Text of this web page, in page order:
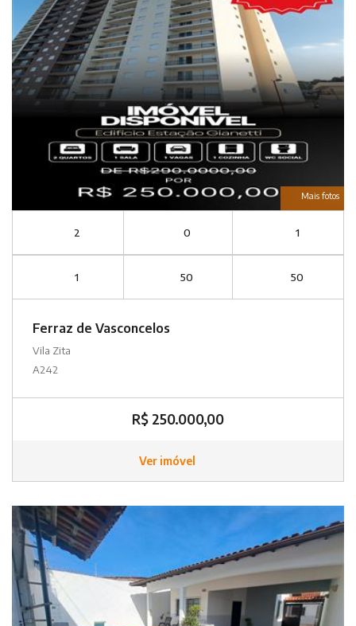
Mais fotos
2 0 1
1 50 50
Ferraz de Vasconcelos
Vila Zita
A242
R$ 250.000,00
Ver imóvel